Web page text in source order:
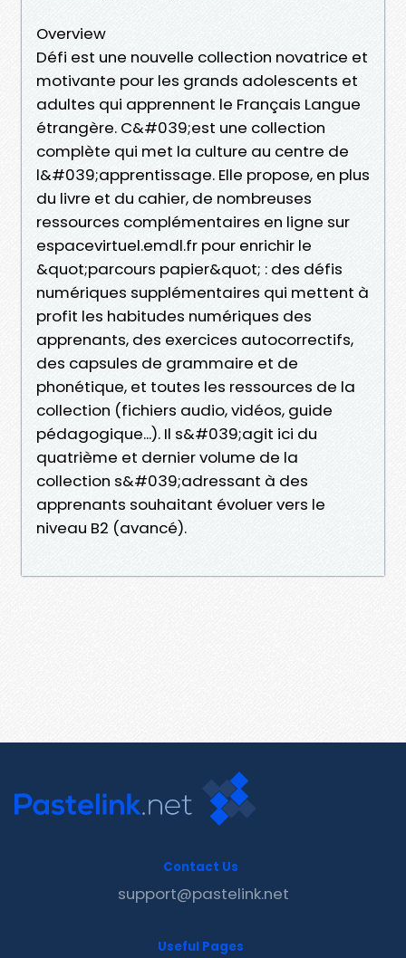
Overview
Défi est une nouvelle collection novatrice et
motivante pour les grands adolescents et
adultes qui apprennent le Français Langue
étrangère. C&#039;est une collection
complète qui met la culture au centre de
l&#039;apprentissage. Elle propose, en plus
du livre et du cahier, de nombreuses
ressources complémentaires en ligne sur
espacevirtuel.emdl.fr pour enrichir le
&quot;parcours papier&quot; : des défis
numériques supplémentaires qui mettent à
profit les habitudes numériques des
apprenants, des exercices autocorrectifs,
des capsules de grammaire et de
phonétique, et toutes les ressources de la
collection (fichiers audio, vidéos, guide
pédagogique...). Il s&#039;agit ici du
quatrième et dernier volume de la
collection s&#039;adressant à des
apprenants souhaitant évoluer vers le
niveau B2 (avancé).
Contact Us
support@pastelink.net
Useful Pages